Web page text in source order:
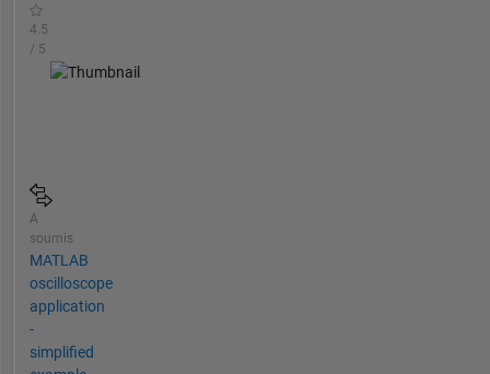
4.5
/ 5
A
soumis
MATLAB
oscilloscope
application
-
simplified